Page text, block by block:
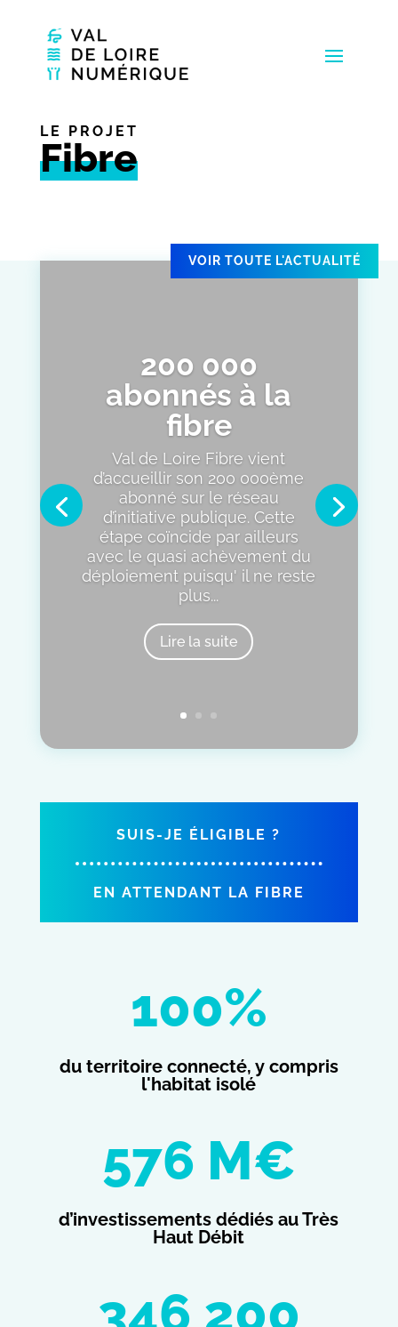
LE PROJET
Fibre
VOIR TOUTE L'ACTUALITÉ
200 000
abonnés à la
fibre
Val de Loire Fibre vient
d’accueillir son 200 000ème
abonné sur le réseau
d’initiative publique. Cette
étape coïncide par ailleurs
avec le quasi achèvement du
déploiement puisqu' il ne reste
plus...
Lire la suite
SUIS-JE ÉLIGIBLE ?
EN ATTENDANT LA FIBRE
100%
du territoire connecté, y compris
l'habitat isolé
576 M€
d’investissements dédiés au Très
Haut Débit
346 200